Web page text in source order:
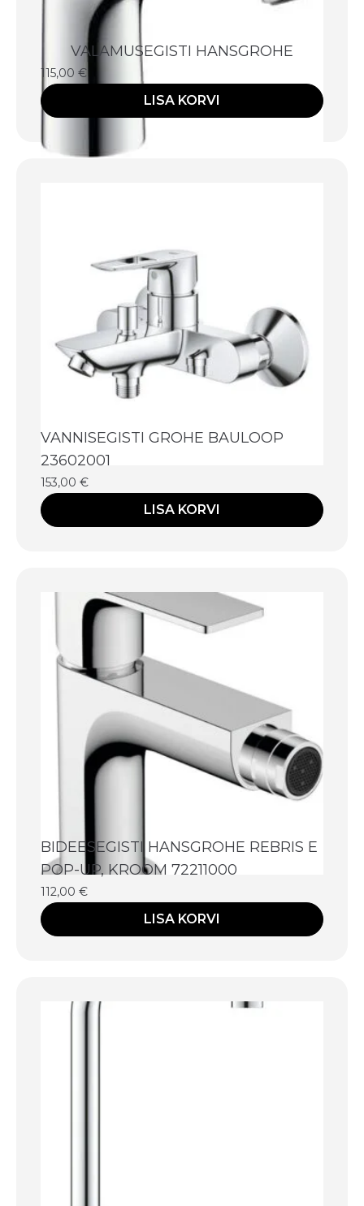
VALAMUSEGISTI HANSGROHE
115,00 €
LISA KORVI
VANNISEGISTI GROHE BAULOOP
23602001
153,00 €
LISA KORVI
BIDEESEGISTI HANSGROHE REBRIS E
POP-UP, KROOM 72211000
112,00 €
LISA KORVI